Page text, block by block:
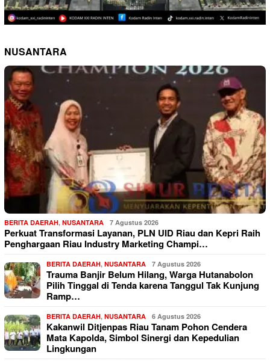
NUSANTARA
BERITA DAERAH, NUSANTARA 7 Agustus 2026
Perkuat Transformasi Layanan, PLN UID Riau dan Kepri Raih
Penghargaan Riau Industry Marketing Champi…
BERITA DAERAH, NUSANTARA 7 Agustus 2026
Trauma Banjir Belum Hilang, Warga Hutanabolon
Pilih Tinggal di Tenda karena Tanggul Tak Kunjung
Ramp…
BERITA DAERAH, NUSANTARA 6 Agustus 2026
Kakanwil Ditjenpas Riau Tanam Pohon Cendera
Mata Kapolda, Simbol Sinergi dan Kepedulian
Lingkungan